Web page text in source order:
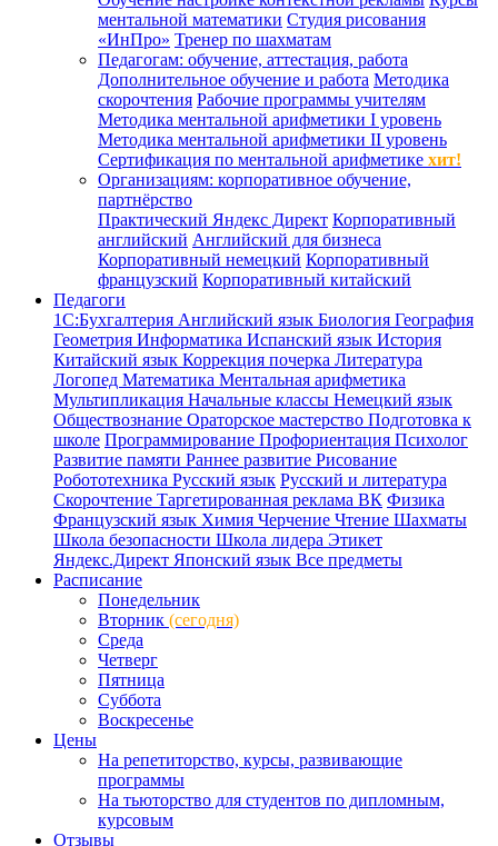
ментальной математики Студия рисования
«ИнПро» Тренер по шахматам
Педагогам: обучение, аттестация, работа
Дополнительное обучение и работа Методика
скорочтения Рабочие программы учителям
Методика ментальной арифметики I уровень
Методика ментальной арифметики II уровень
Сертификация по ментальной арифметике хит!
Организациям: корпоративное обучение,
партнёрство
Практический Яндекс Директ Корпоративный
английский Английский для бизнеса
Корпоративный немецкий Корпоративный
французский Корпоративный китайский
Педагоги
1С:Бухгалтерия Английский язык Биология География
Геометрия Информатика Испанский язык История
Китайский язык Коррекция почерка Литература
Логопед Математика Ментальная арифметика
Мультипликация Начальные классы Немецкий язык
Обществознание Ораторское мастерство Подготовка к
школе Программирование Профориентация Психолог
Развитие памяти Раннее развитие Рисование
Робототехника Русский язык Русский и литература
Скорочтение Таргетированная реклама ВК Физика
Французский язык Химия Черчение Чтение Шахматы
Школа безопасности Школа лидера Этикет
Яндекс.Директ Японский язык Все предметы
Расписание
Понедельник
Вторник (сегодня)
Среда
Четверг
Пятница
Суббота
Воскресенье
Цены
На репетиторство, курсы, развивающие
программы
На тьюторство для студентов по дипломным,
курсовым
Отзывы